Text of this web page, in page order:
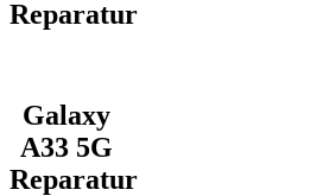
Reparatur
Galaxy
A33 5G
Reparatur